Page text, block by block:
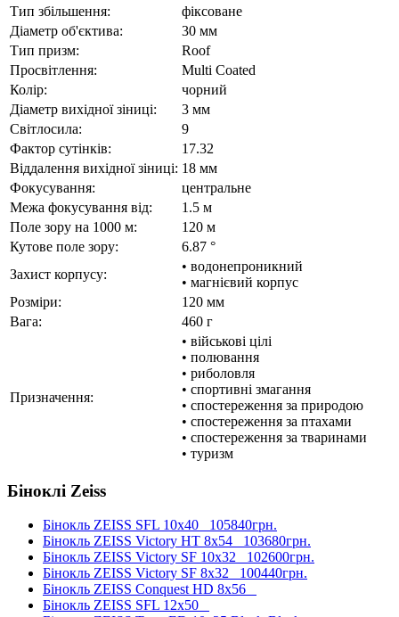
Тип збільшення:
фіксоване
Діаметр об'єктива:
30 мм
Тип призм:
Roof
Просвітлення:
Multi Coated
Колір:
чорний
Діаметр вихідної зіниці:
3 мм
Світлосила:
9
Фактор сутінків:
17.32
Віддалення вихідної зіниці: 18 мм
Фокусування:
центральне
Межа фокусування від:
1.5 м
Поле зору на 1000 м:
120 м
Кутове поле зору:
6.87 °
Захист корпусу:
• водонепроникний
• магнієвий корпус
Розміри:
120 мм
Вага:
460 г
Призначення:
• військові цілі
• полювання
• риболовля
• спортивні змагання
• спостереження за природою
• спостереження за птахами
• спостереження за тваринами
• туризм
Біноклі Zeiss
Бінокль ZEISS SFL 10x40 105840грн.
Бінокль ZEISS Victory HT 8x54 103680грн.
Бінокль ZEISS Victory SF 10x32 102600грн.
Бінокль ZEISS Victory SF 8x32 100440грн.
Бінокль ZEISS Conquest HD 8x56
Бінокль ZEISS SFL 12x50